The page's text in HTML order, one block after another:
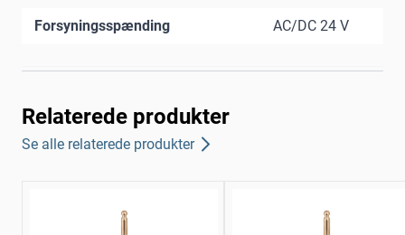
Forsyningsspænding AC/DC 24 V
Relaterede produkter
Se alle relaterede produkter